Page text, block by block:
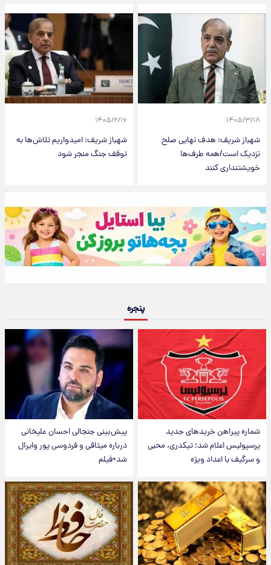
۱۴۰۵/۳/۱۸
شهباز شریف: هدف نهایی صلح
نزدیک است/همه طرف‌ها
خویشتنداری کنند
۱۴۰۵/۲/۱۶
شهباز شریف: امیدواریم تلاش‌ها به
توقف جنگ منجر شود
پنجره
شماره پیراهن خریدهای جدید
پرسپولیس اعلام شد؛ تیکدری، محبی
و سرگیف با اعداد ویژه
پیش‌بینی جنجالی احسان علیخانی
درباره میثاقی و فردوسی پور وایرال
شد+فیلم